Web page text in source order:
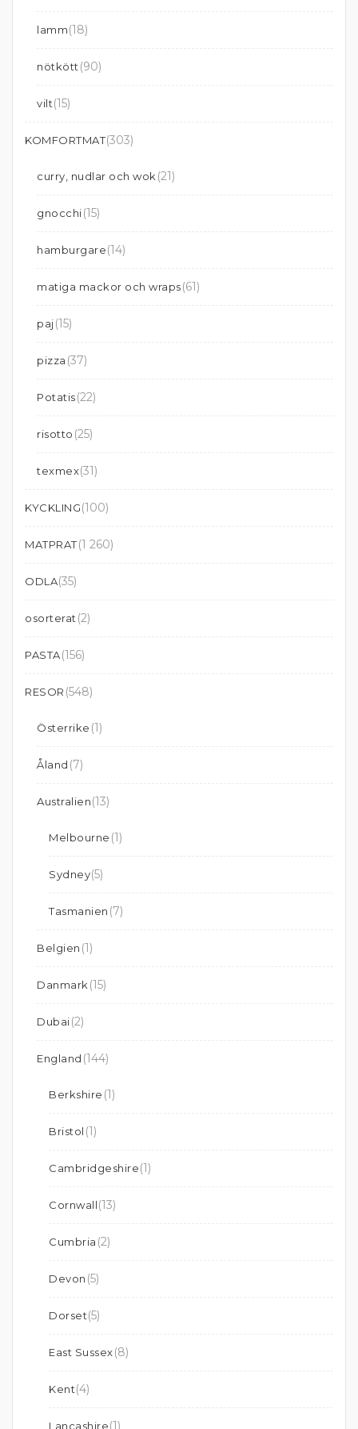
lamm(18)
nötkött (90)
vilt(15)
KOMFORTMAT(303)
curry, nudlar och wok (21)
gnocchi(15)
hamburgare(14)
matiga mackor och wraps(61)
paj(15)
pizza (37)
Potatis(22)
risotto (25)
texmex(31)
KYCKLING(100)
MATPRAT(1 260)
ODLA(35)
osorterat (2)
PASTA(156)
RESOR (548)
Österrike (1)
Åland (7)
Australien(13)
Melbourne (1)
Sydney(5)
Tasmanien (7)
Belgien (1)
Danmark (15)
Dubai(2)
England (144)
Berkshire (1)
Bristol (1)
Cambridgeshire(1)
Cornwall(13)
Cumbria (2)
Devon (5)
Dorset(5)
East Sussex(8)
Kent(4)
Lancashire(1)